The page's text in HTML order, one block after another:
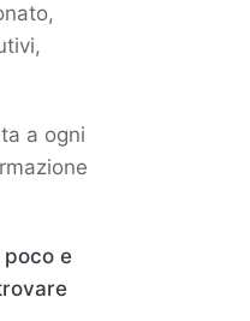
a ogni
poco e